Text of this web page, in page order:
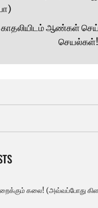
காதலியிடம் ஆண்கள்
செயல்கள்!
கலை! (அவ்வப்போது